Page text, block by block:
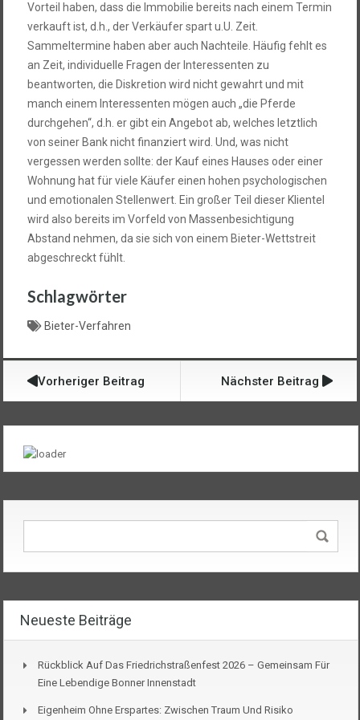
Vorteil haben, dass die Immobilie bereits nach einem Termin
verkauft ist, d.h., der Verkäufer spart u.U. Zeit.
Sammeltermine haben aber auch Nachteile. Häufig fehlt es
an Zeit, individuelle Fragen der Interessenten zu
beantworten, die Diskretion wird nicht gewahrt und mit
manch einem Interessenten mögen auch „die Pferde
durchgehen“, d.h. er gibt ein Angebot ab, welches letztlich
von seiner Bank nicht finanziert wird. Und, was nicht
vergessen werden sollte: der Kauf eines Hauses oder einer
Wohnung hat für viele Käufer einen hohen psychologischen
und emotionalen Stellenwert. Ein großer Teil dieser Klientel
wird also bereits im Vorfeld von Massenbesichtigung
Abstand nehmen, da sie sich von einem Bieter-Wettstreit
abgeschreckt fühlt.
Schlagwörter
Bieter-Verfahren
Vorheriger Beitrag Nächster Beitrag
Neueste Beiträge
Rückblick Auf Das Friedrichstraßenfest 2026 – Gemeinsam Für
Eine Lebendige Bonner Innenstadt
Eigenheim Ohne Erspartes: Zwischen Traum Und Risiko